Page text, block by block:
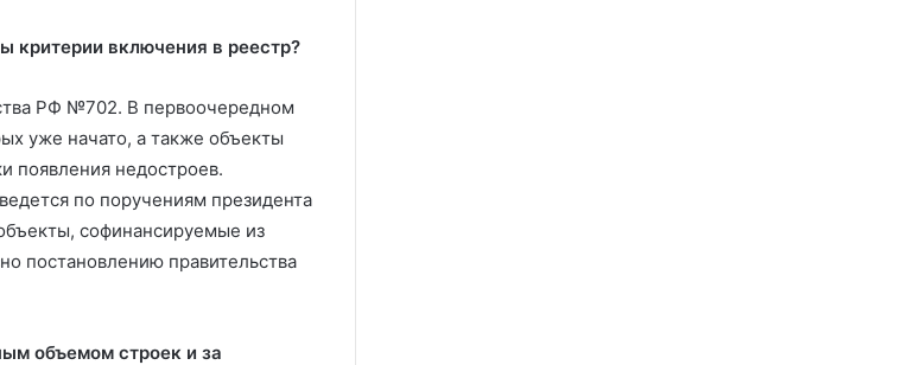
критерии включения в реестр?
РФ №702. В первоочередном
уже начато, а также объекты
появления недостроев.
по поручениям президента
софинансируемые из
постановлению правительства
объемом строек и за